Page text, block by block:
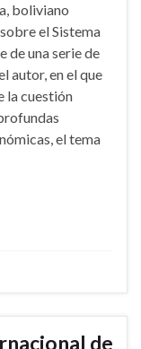
boliviano
el Sistema
una serie de
autor, en el que
la cuestión
el tema
de